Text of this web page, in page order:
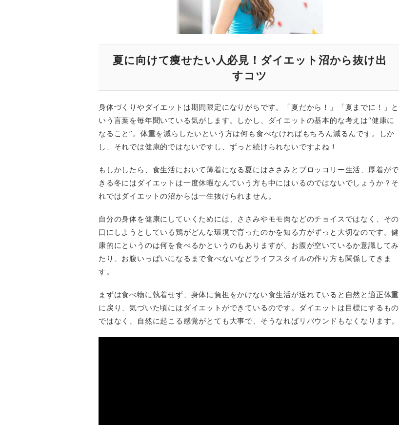
夏に向けて痩せたい人必見！ダイエット沼から抜け出
すコツ
身体づくりやダイエットは期間限定になりがちです。「夏だから！」「夏までに！」と
いう言葉を毎年聞いている気がします。しかし、ダイエットの基本的な考えは“健康に
なること”。体重を減らしたいという方は何も食べなければもちろん減るんです。しか
し、それでは健康的ではないですし、ずっと続けられないですよね！
もしかしたら、食生活において薄着になる夏にはささみとブロッコリー生活、厚着がで
きる冬にはダイエットは一度休暇なんていう方も中にはいるのではないでしょうか？そ
れではダイエットの沼からは一生抜けられません。
自分の身体を健康にしていくためには、ささみやモモ肉などのチョイスではなく、その
口にしようとしている鶏がどんな環境で育ったのかを知る方がずっと大切なのです。健
康的にというのは何を食べるかというのもありますが、お腹が空いているか意識してみ
たり、お腹いっぱいになるまで食べないなどライフスタイルの作り方も関係してきま
す。
まずは食べ物に執着せず、身体に負担をかけない食生活が送れていると自然と適正体重
に戻り、気づいた頃にはダイエットができているのです。ダイエットは目標にするもの
ではなく、自然に起こる感覚がとても大事で、そうなればリバウンドもなくなります。